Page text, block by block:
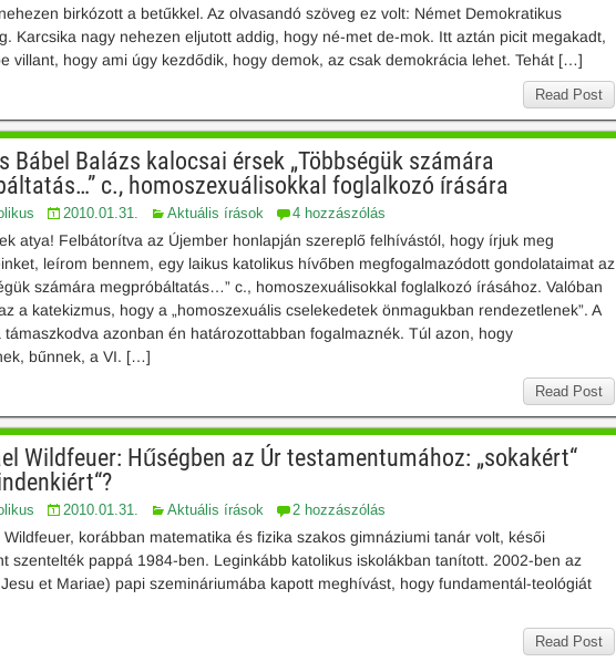
birkózott a betűkkel. Az olvasandó szöveg ez volt: Német Demokratikus
Karcsika nagy nehezen eljutott addig, hogy né-met de-mok. Itt aztán picit megakadt,
villant, hogy ami úgy kezdődik, hogy demok, az csak demokrácia lehet. Tehát […]
Read Post
Bábel Balázs kalocsai érsek „Többségük számára
c., homoszexuálisokkal foglalkozó írására
2010.01.31. Aktuális írások 4 hozzászólás
atya! Felbátorítva az Újember honlapján szereplő felhívástól, hogy írjuk meg
leírom bennem, egy laikus katolikus hívőben megfogalmazódott gondolataimat az
számára megpróbáltatás…” c., homoszexuálisokkal foglalkozó írásához. Valóban
a katekizmus, hogy a „homoszexuális cselekedetek önmagukban rendezetlenek”. A
támaszkodva azonban én határozottabban fogalmaznék. Túl azon, hogy
bűnnek, a VI. […]
Read Post
Wildfeuer: Hűségben az Úr testamentumához: „sokakért“
2010.01.31. Aktuális írások 2 hozzászólás
Wildfeuer, korábban matematika és fizika szakos gimnáziumi tanár volt, késői
szentelték pappá 1984-ben. Leginkább katolikus iskolákban tanított. 2002-ben az
et Mariae) papi szemináriumába kapott meghívást, hogy fundamentál-teológiát
Read Post